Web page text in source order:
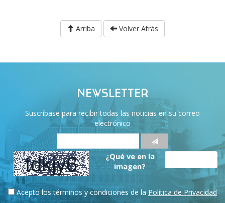
Arriba Volver Atrás
NEWSLETTER
Suscríbase para recibir todas las noticias en su correo
electrónico
¿Qué ve en la
imagen?
Acepto los términos y condiciones de la Política de Privacidad